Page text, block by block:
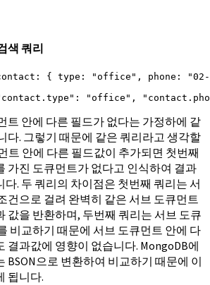
색 쿼리
{ type: "office", phone: "02-
"office",
트 안에 다른 필드가 없다는 가정하에 같
다. 그렇기 때문에 같은 쿼리라고 생각할
트 안에 다른 필드값이 추가되면 첫번째
가진 도큐먼트가 없다고 인식하여 결과
. 두 쿼리의 차이점은 첫번째 쿼리는 서
건으로 걸려 완벽히 같은 서브 도큐먼트
값을 반환하며, 두번째 쿼리는 서브 도큐
비교하기 때문에 서브 도큐먼트 안에 다
결과값에 영향이 없습니다. MongoDB에
BSON으로 변환하여 비교하기 때문에 이
됩니다.